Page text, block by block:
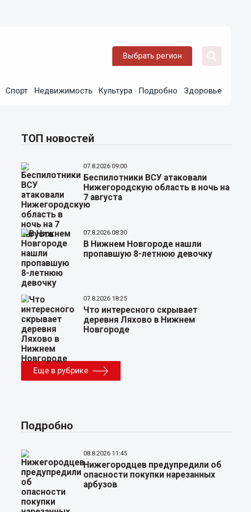
Выбрать регион
Спорт Недвижимость Культура Подробно Здоровье
ТОП новостей
07.8.2026 09:00
Беспилотники ВСУ атаковали
Нижегородскую область в ночь на
7 августа
07.8.2026 08:30
В Нижнем Новгороде нашли
пропавшую 8-летнюю девочку
07.8.2026 18:25
Что интересного скрывает
деревня Ляхово в Нижнем
Новгороде
Еще в рубрике
Подробно
08.8.2026 11:45
Нижегородцев предупредили об
опасности покупки нарезанных
арбузов